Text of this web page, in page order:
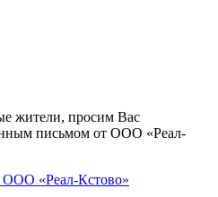
жители, просим Вас
письмом от ООО «Реал-
«Реал-Кстово»